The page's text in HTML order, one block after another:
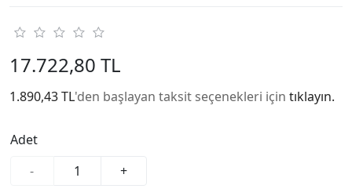
17.722,80 TL
1.890,43 TL'den başlayan taksit seçenekleri için tıklayın.
Adet
-
+